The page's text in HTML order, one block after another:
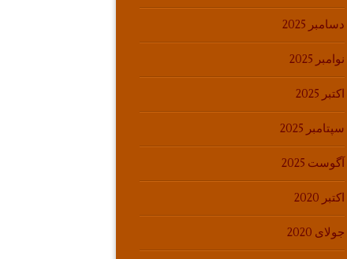
دسامبر 2025
نوامبر 2025
اکتبر 2025
سپتامبر 2025
آگوست 2025
اکتبر 2020
جولای 2020